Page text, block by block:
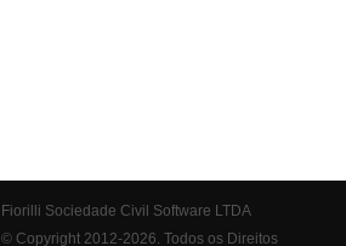
Fiorilli Sociedade Civil Software LTDA
© Copyright 2012-2026. Todos os Direitos